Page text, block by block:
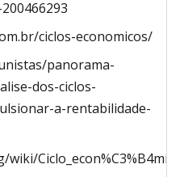
ciclos-economicos/
panorama-
dos-ciclos-
a-rentabilidade-